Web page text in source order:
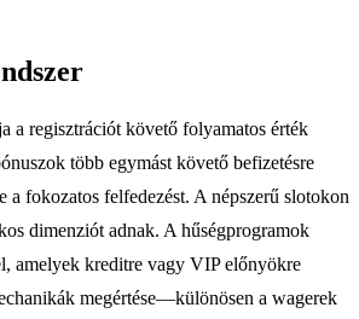
a regisztrációt követő folyamatos érték
több egymást követő befizetésre
a fokozatos felfedezést. A népszerű slotokon
dimenziót adnak. A hűségprogramok
amelyek kreditre vagy VIP előnyökre
megértése—különösen a wagerek